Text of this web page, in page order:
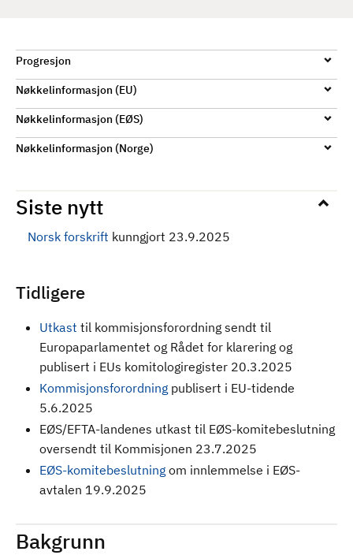
Progresjon
Nøkkelinformasjon (EU)
Nøkkelinformasjon (EØS)
Nøkkelinformasjon (Norge)
Siste nytt
Norsk forskrift kunngjort 23.9.2025
Tidligere
Utkast til kommisjonsforordning sendt til
Europaparlamentet og Rådet for klarering og
publisert i EUs komitologiregister 20.3.2025
Kommisjonsforordning publisert i EU-tidende
5.6.2025
EØS/EFTA-landenes utkast til EØS-komitebeslutning
oversendt til Kommisjonen 23.7.2025
EØS-komitebeslutning om innlemmelse i EØS-
avtalen 19.9.2025
Bakgrunn